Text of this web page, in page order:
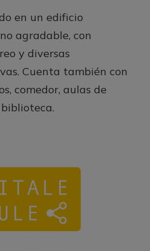
en un edificio
agradable, con
y diversas
Cuenta también con
comedor, aulas de